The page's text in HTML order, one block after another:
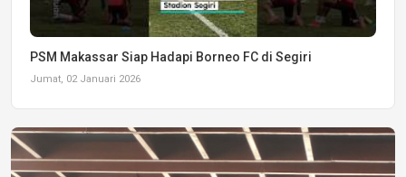
PSM Makassar Siap Hadapi Borneo FC di Segiri
Jumat, 02 Januari 2026